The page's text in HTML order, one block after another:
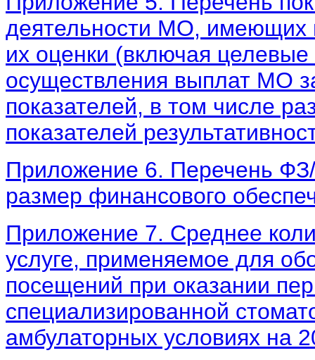
деятельности МО, имеющих
их оценки (включая
осуществления выплат МО
показателей, в том числе
показателей
Приложение 6. Перечень
размер финансового
Приложение 7. Среднее
услуге, применяемое для
посещений при оказании
специализированной
амбулаторных условиях на